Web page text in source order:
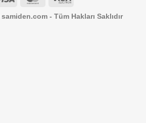
samiden.com - Tüm Hakları Saklıdır